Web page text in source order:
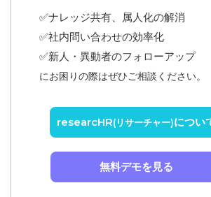
✅ナレッジ共有、属人化の解消
✅社内問い合わせの効率化
✅新人・異動者のフォローアップ
にお困りの際はぜひご相談ください。
researcHR(リサーチャー)につい
無料デモを見る